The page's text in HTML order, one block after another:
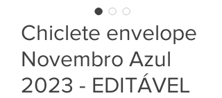
Chiclete envelope
Novembro Azul
2023 - EDITÁVEL